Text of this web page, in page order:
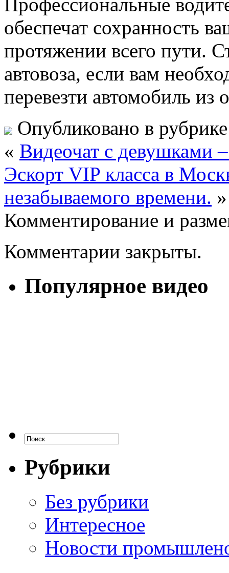
обеспечат сохранность
протяжении всего пути.
автовоза, если вам
перевезти автомобиль из
Опубликовано в
« Видеочат с девушками
Эскорт VIP класса в
незабываемого времени. »
Комментирование и
Комментарии закрыты.
Популярное видео
Рубрики
Без рубрики
Интересное
Новости